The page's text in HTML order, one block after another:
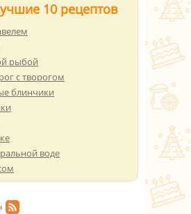
10 рецептов
рыбой
с творогом
блинчики
воде